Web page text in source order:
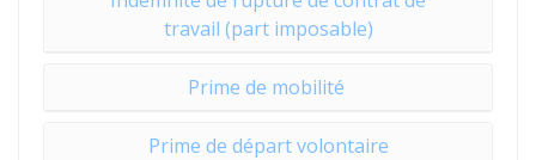
travail (part imposable)
Prime de mobilité
Prime de départ volontaire